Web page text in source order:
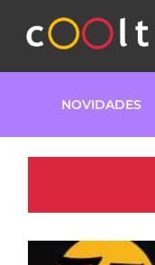
NOVIDADES